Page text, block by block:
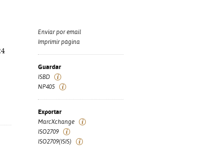
Enviar por email
Imprimir página
Guardar
ISBD
NP405
Exportar
MarcXchange
ISO2709
ISO2709(ISIS)